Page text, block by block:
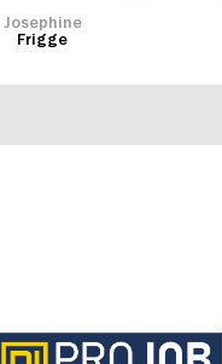
Josephine
Frigge